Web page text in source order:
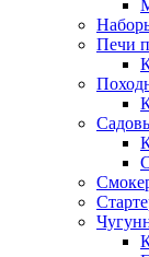
Печи